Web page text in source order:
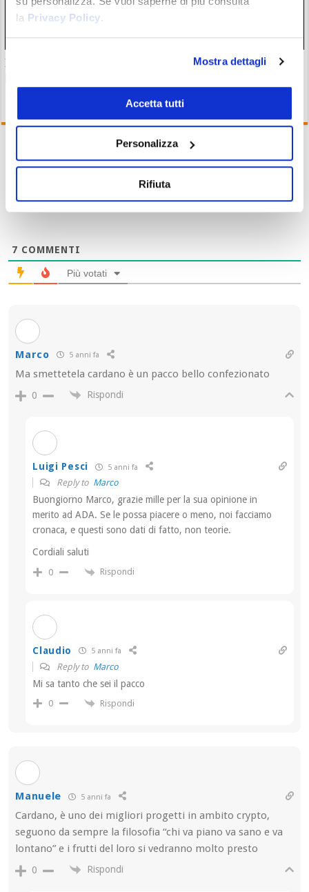
la Privacy Policy.
Mostra dettagli
Accetta tutti
Personalizza
Rifiuta
Il “nuovo Warren Buffett” crolla insieme all’AI. Da marzo
7 COMMENTI
Più votati
Marco 5 anni fa
Ma smettetela cardano è un pacco bello confezionato
0 Rispondi
Luigi Pesci 5 anni fa
Reply to Marco
Buongiorno Marco, grazie mille per la sua opinione in
merito ad ADA. Se le possa piacere o meno, noi facciamo
cronaca, e questi sono dati di fatto, non teorie.
Cordiali saluti
0 Rispondi
Claudio 5 anni fa
Reply to Marco
Mi sa tanto che sei il pacco
0 Rispondi
Manuele 5 anni fa
Cardano, è uno dei migliori progetti in ambito crypto,
seguono da sempre la filosofia “chi va piano va sano e va
lontano” e i frutti del loro si vedranno molto presto
0 Rispondi